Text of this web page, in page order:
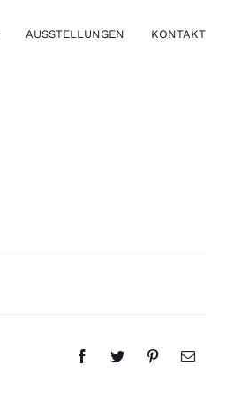
AUSSTELLUNGEN KONTAKT